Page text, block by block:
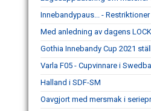
Innebandypaus... -
Med anledning av dagens
Gothia Innebandy Cup 2021
Varla F05 - Cupvinnare i
Halland i SDF-SM
Oavgjort med mersmak i